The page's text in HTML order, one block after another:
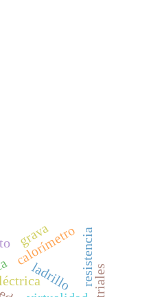
ladrillo
calorímetroresistencia
grava